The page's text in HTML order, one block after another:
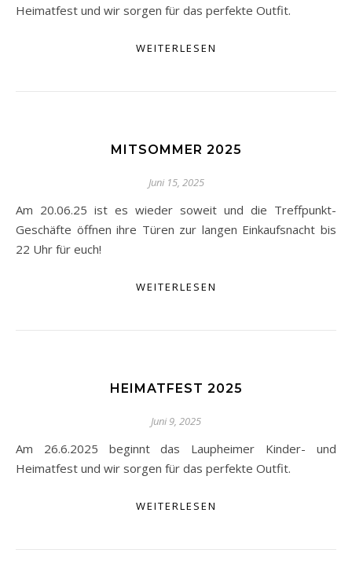
Heimatfest und wir sorgen für das perfekte Outfit.
WEITERLESEN
MITSOMMER 2025
Juni 15, 2025
Am 20.06.25 ist es wieder soweit und die Treffpunkt-
Geschäfte öffnen ihre Türen zur langen Einkaufsnacht bis
22 Uhr für euch!
WEITERLESEN
HEIMATFEST 2025
Juni 9, 2025
Am 26.6.2025 beginnt das Laupheimer Kinder- und
Heimatfest und wir sorgen für das perfekte Outfit.
WEITERLESEN